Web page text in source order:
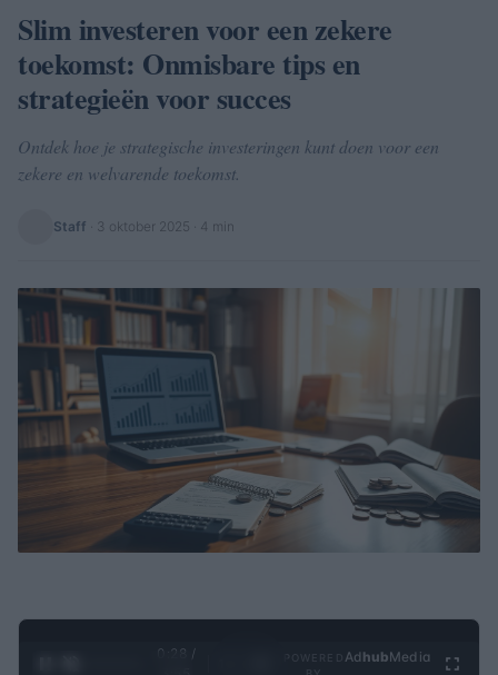
Slim investeren voor een zekere
toekomst: Onmisbare tips en
strategieën voor succes
Ontdek hoe je strategische investeringen kunt doen voor een
zekere en welvarende toekomst.
Staff 3 oktober 2025 · 4 min
0:29 /
Ad hubMedia